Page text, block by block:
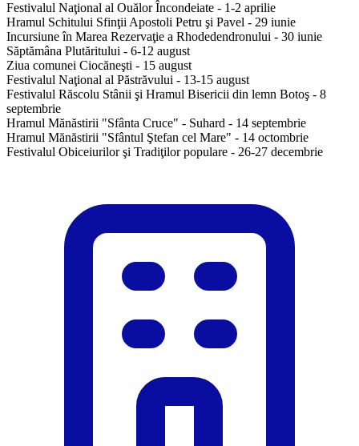
Festivalul Naţional al Ouălor Încondeiate - 1-2 aprilie
Hramul Schitului Sfinţii Apostoli Petru şi Pavel - 29 iunie
Incursiune în Marea Rezervaţie a Rhodedendronului - 30 iunie
Săptămâna Plutăritului - 6-12 august
Ziua comunei Ciocăneşti - 15 august
Festivalul Naţional al Păstrăvului - 13-15 august
Festivalul Răscolu Stânii şi Hramul Bisericii din lemn Botoş - 8
septembrie
Hramul Mănăstirii "Sfânta Cruce" - Suhard - 14 septembrie
Hramul Mănăstirii "Sfântul Ştefan cel Mare" - 14 octombrie
Festivalul Obiceiurilor şi Tradiţilor populare - 26-27 decembrie